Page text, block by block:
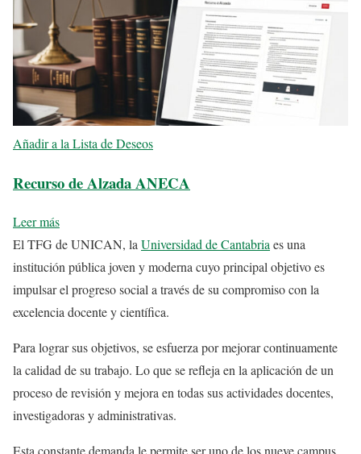
Añadir a la Lista de Deseos
Recurso de Alzada ANECA
Leer más
El TFG de UNICAN, laUniversidad de Cantabriaes una
institución pública joven y moderna cuyo principal objetivo es
impulsar el progreso social a través de su compromiso con la
excelencia docente y científica.
Para lograr sus objetivos, se esfuerza por mejorar continuamente
la calidad de su trabajo. Lo que se refleja en la aplicación de un
proceso de revisión y mejora en todas sus actividades docentes,
investigadoras y administrativas.